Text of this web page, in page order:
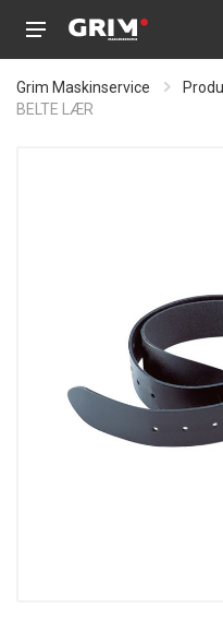
Grim Maskinservice
BELTE LÆR